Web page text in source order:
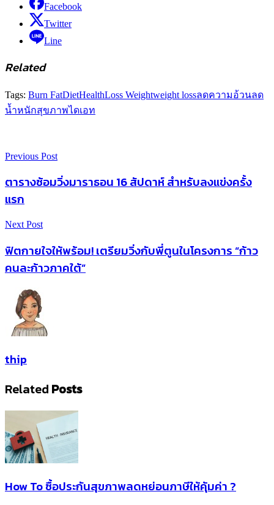
Facebook
Twitter
Line
Related
Tags: Burn FatDietHealthLoss Weightweight lossลดความอ้วนลด
น้ำหนักสุขภาพไดเอท
Previous Post
ตารางซ้อมวิ่งมาราธอน 16 สัปดาห์ สำหรับลงแข่งครั้ง
แรก
Next Post
ฟิตกายใจให้พร้อม! เตรียมวิ่งกับพี่ตูนในโครงการ “ก้าว
คนละก้าวภาคใต้”
thip
Related Posts
How To ซื้อประกันสุขภาพลดหย่อนภาษีให้คุ้มค่า ?